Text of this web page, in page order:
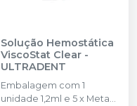
Solução Hemostática
ViscoStat Clear -
ULTRADENT
Embalagem com 1
unidade 1,2ml e 5 x Metal